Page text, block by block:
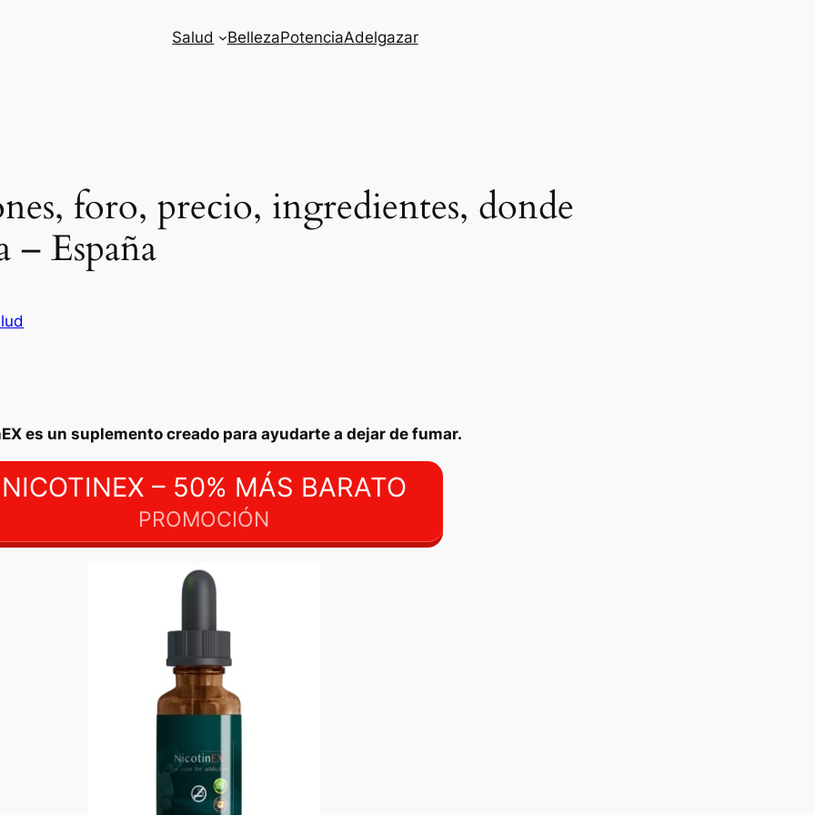
Salud BellezaPotenciaAdelgazar
foro, precio, ingredientes, donde
– España
es un suplemento creado para ayudarte a dejar de fumar.
NICOTINEX – 50% MÁS BARATO
PROMOCIÓN